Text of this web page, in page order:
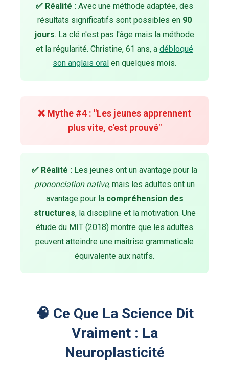
✅ Réalité : Avec une méthode adaptée, des
résultats significatifs sont possibles en 90
jours. La clé n'est pas l'âge mais la méthode
et la régularité. Christine, 61 ans, a débloqué
son anglais oral en quelques mois.
❌ Mythe #4 : "Les jeunes apprennent
plus vite, c'est prouvé"
✅ Réalité : Les jeunes ont un avantage pour la
prononciation native, mais les adultes ont un
avantage pour la compréhension des
structures, la discipline et la motivation. Une
étude du MIT (2018) montre que les adultes
peuvent atteindre une maîtrise grammaticale
équivalente aux natifs.
🧠 Ce Que La Science Dit
Vraiment : La
Neuroplasticité